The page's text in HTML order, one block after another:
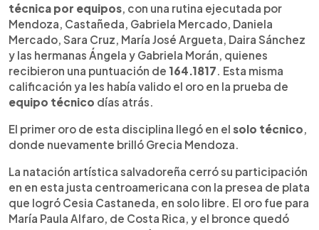
técnica por equipos, con una rutina ejecutada por
Mendoza, Castañeda, Gabriela Mercado, Daniela
Mercado, Sara Cruz, María José Argueta, Daira Sánchez
y las hermanas Ángela y Gabriela Morán, quienes
recibieron una puntuación de 164.1817. Esta misma
calificación ya les había valido el oro en la prueba de
equipo técnico días atrás.
El primer oro de esta disciplina llegó en el solo técnico,
donde nuevamente brilló Grecia Mendoza.
La natación artística salvadoreña cerró su participación
en en esta justa centroamericana con la presea de plata
que logró Cesia Castaneda, en solo libre. El oro fue para
María Paula Alfaro, de Costa Rica, y el bronce quedó